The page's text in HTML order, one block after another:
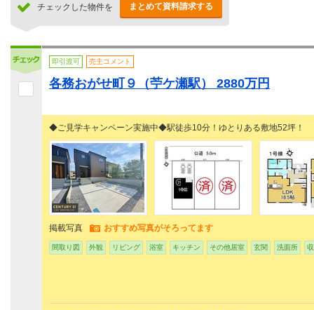
チェックした物件を まとめて資料請求する
即引渡可 売主コメント
各務おがせ町９（苧ケ瀬駅） 2880万円
◆ご見学キャンペーン実施中◆駅徒歩10分！ゆとりある敷地52坪！
掲載写真 おすすめ写真がそろってます
間取り図 外観 リビング 浴室 キッチン その他居室 玄関 洗面所